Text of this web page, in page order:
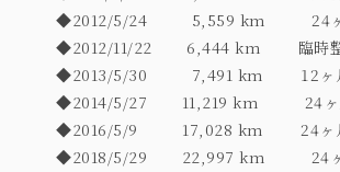
◆2012/5/24
5,559 km 24
◆2012/11/22
6,444 km 臨時
◆2013/5/30
7,491 km 12ヶ
◆2014/5/27
11,219 km 24ヶ
◆2016/5/9
17,028 km 24ヶ
◆2018/5/29
22,997 km 24